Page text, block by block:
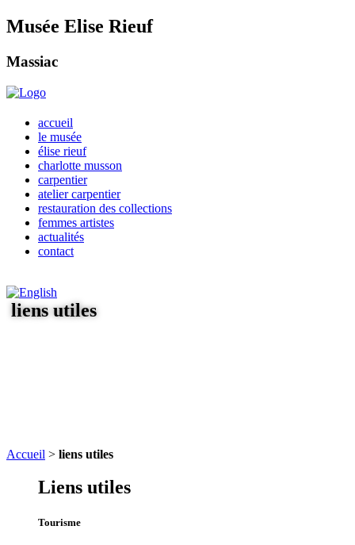
Musée Elise Rieuf
Massiac
accueil
le musée
élise rieuf
charlotte musson
carpentier
atelier carpentier
restauration des collections
femmes artistes
actualités
contact
liens utiles
Accueil > liens utiles
Liens utiles
Tourisme